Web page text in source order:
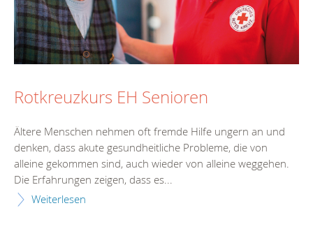
Rotkreuzkurs EH Senioren
Ältere Menschen nehmen oft fremde Hilfe ungern an und
denken, dass akute gesundheitliche Probleme, die von
alleine gekommen sind, auch wieder von alleine weggehen.
Die Erfahrungen zeigen, dass es...
Weiterlesen